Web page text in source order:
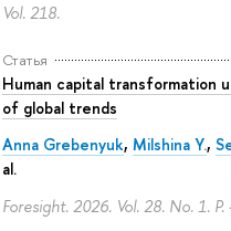
Vol. 218.
Статья
Human capital transformation
of global trends
Anna Grebenyuk, Milshina Y.,
al.
Foresight. 2026. Vol. 28. No. 1.